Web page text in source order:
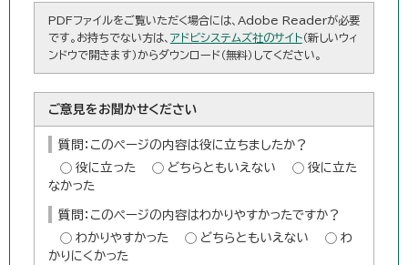
PDFファイルをご覧いただく場合には、Adobe Readerが必要
です。お持ちでない方は、 アドビシステムズ社のサイト（新しいウィ
ンドウで開きます）からダウンロード（無料）してください。
ご意見をお聞かせください
質問：このページの内容は役に立ちましたか？
役に立った
どちらともいえない
役に立た
なかった
質問：このページの内容はわかりやすかったですか？
わかりやすかった
どちらともいえない
わ
かりにくかった